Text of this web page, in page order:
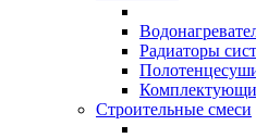
Радиаторы
Строительные смеси